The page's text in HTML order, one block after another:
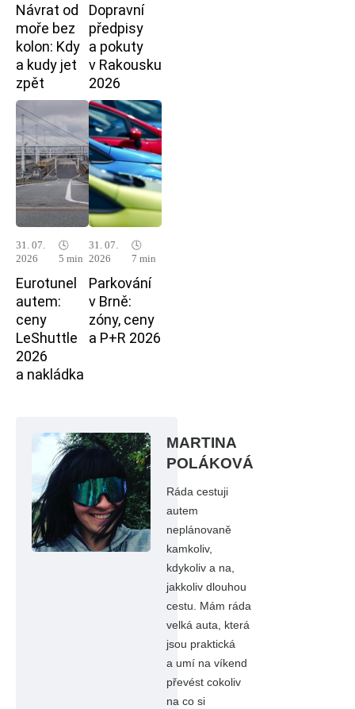
Návrat od
moře bez
kolon: Kdy
a kudy jet
zpět
Dopravní
předpisy
a pokuty
v Rakousku
2026
31. 07.
2026
🕓
5 min
Eurotunel
autem:
ceny
LeShuttle
2026
a nakládka
31. 07.
2026
🕓
7 min
Parkování
v Brně:
zóny, ceny
a P+R 2026
MARTINA
POLÁKOVÁ
Ráda cestuji
autem
neplánovaně
kamkoliv,
kdykoliv a na,
jakkoliv dlouhou
cestu. Mám ráda
velká auta, která
jsou praktická
a umí na víkend
převést cokoliv
na co si